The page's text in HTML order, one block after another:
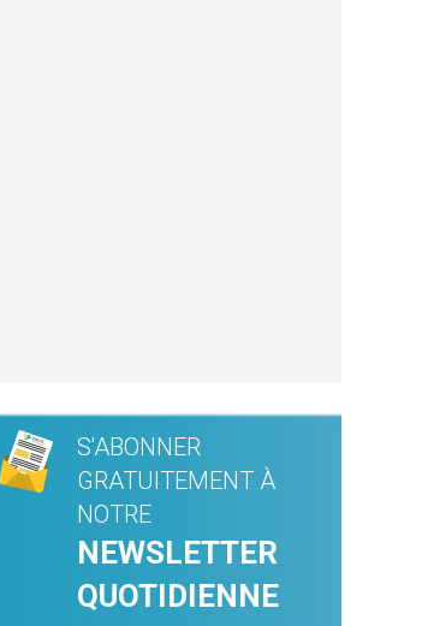
S'ABONNER
GRATUITEMENT À
NOTRE
NEWSLETTER
QUOTIDIENNE